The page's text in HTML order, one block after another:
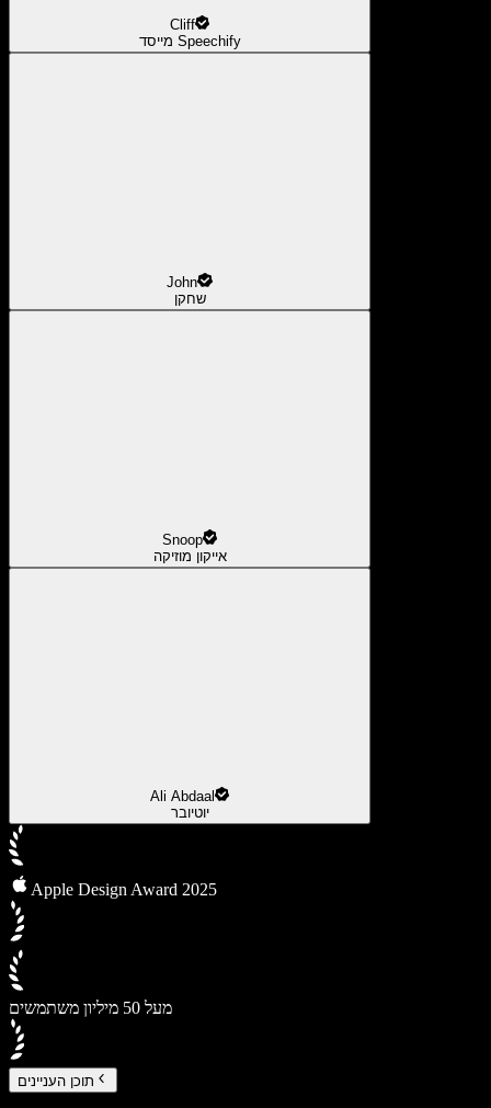
Cliff
מייסד Speechify
John
שחקן
Snoop
אייקון מוזיקה
Ali Abdaal
יוטיובר
Apple Design Award 2025
מעל 50 מיליון משתמשים
תוכן העניינים